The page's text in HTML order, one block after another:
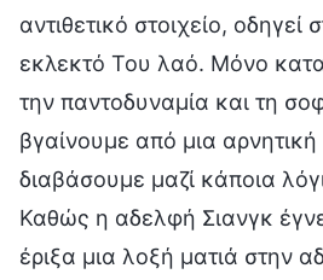
αντιθετικό στοιχείο, οδηγεί
εκλεκτό Του λαό. Μόνο
την παντοδυναμία και τη
βγαίνουμε από μια
διαβάσουμε μαζί κάποια
Καθώς η αδελφή Σιανγκ
έριξα μια λοξή ματιά στην